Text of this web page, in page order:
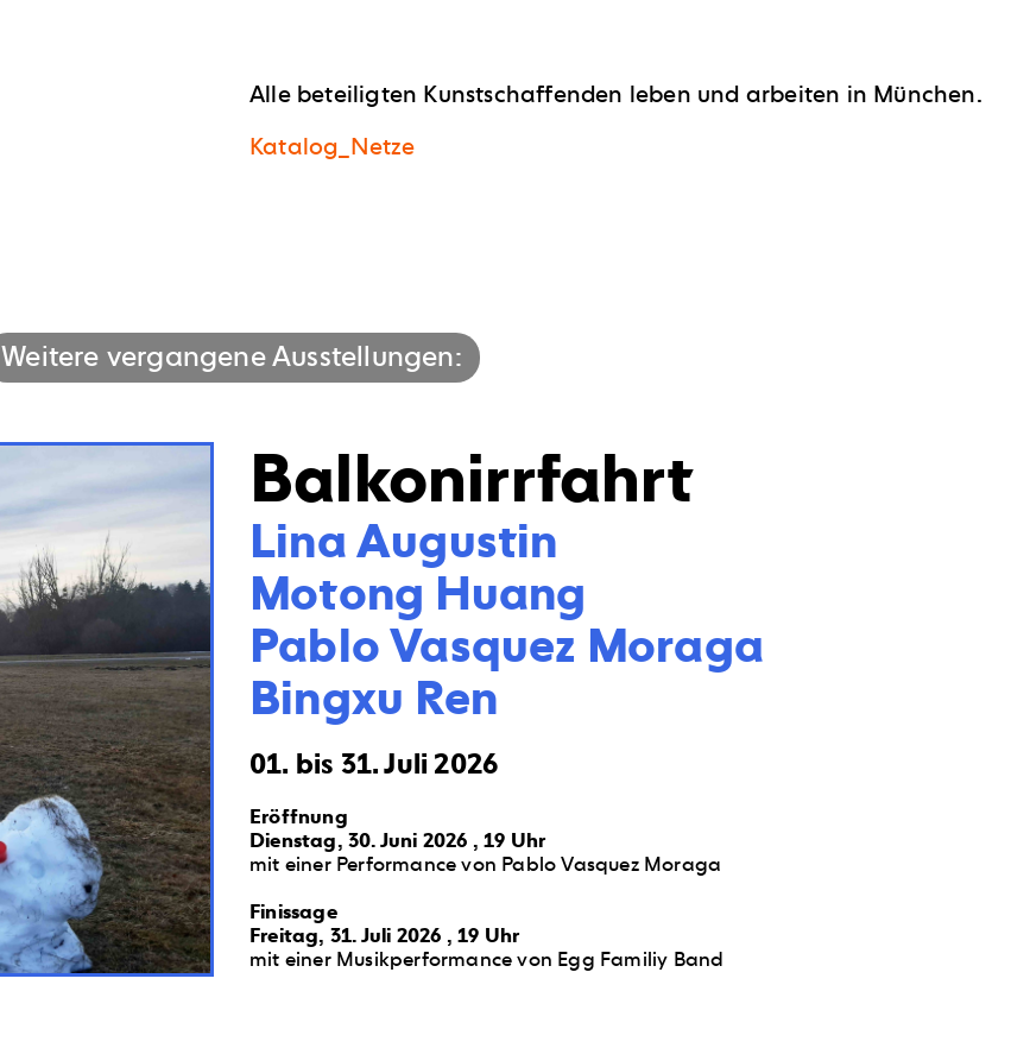
Alle beteiligten Kunstschaffenden leben und arbeiten in München.
Katalog_Netze
Weitere vergangene Ausstellungen:
Balkonirrfahrt
Lina Augustin
Motong Huang
Pablo Vasquez Moraga
Bingxu Ren
01. bis 31. Juli 2026
Eröffnung
Dienstag, 30. Juni 2026 , 19 Uhr
mit einer Performance von Pablo Vasquez Moraga
Finissage
Freitag, 31. Juli 2026 , 19 Uhr
mit einer Musikperformance von Egg Familiy Band